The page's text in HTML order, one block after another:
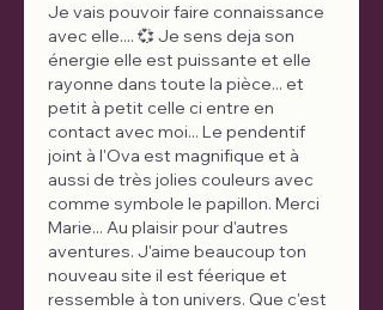
Je vais pouvoir faire connaissance
avec elle.... 💞 Je sens deja son
énergie elle est puissante et elle
rayonne dans toute la pièce... et
petit à petit celle ci entre en
contact avec moi... Le pendentif
joint à l'Ova est magnifique et à
aussi de très jolies couleurs avec
comme symbole le papillon. Merci
Marie... Au plaisir pour d'autres
aventures. J'aime beaucoup ton
nouveau site il est féerique et
ressemble à ton univers. Que c'est